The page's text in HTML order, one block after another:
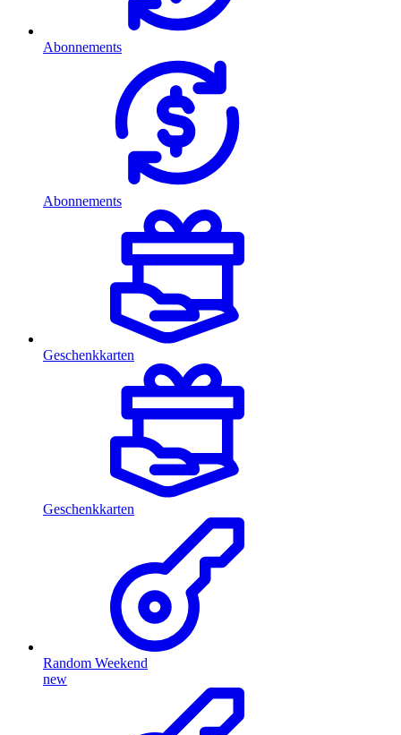
Abonnements
Abonnements
Geschenkkarten
Geschenkkarten
Random Weekend
new